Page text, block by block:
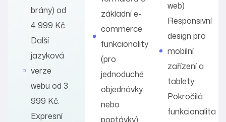
brány) od
4 999 Kč.
Další
jazyková
verze
webu od 3
999 Kč.
Expresní
základní e-
commerce
funkcionality
(pro
jednoduché
objednávky
nebo
poptávky)
web)
Responsivní
design pro
mobilní
zařízení a
tablety
Pokročilá
funkcionalita